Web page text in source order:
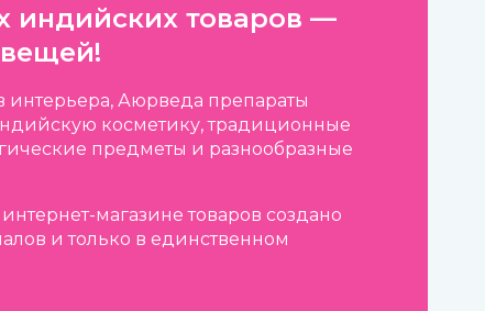
индийских товаров —
Аюрведа препараты
косметику, традиционные
предметы и разнообразные
магазине товаров создано
и только в единственном